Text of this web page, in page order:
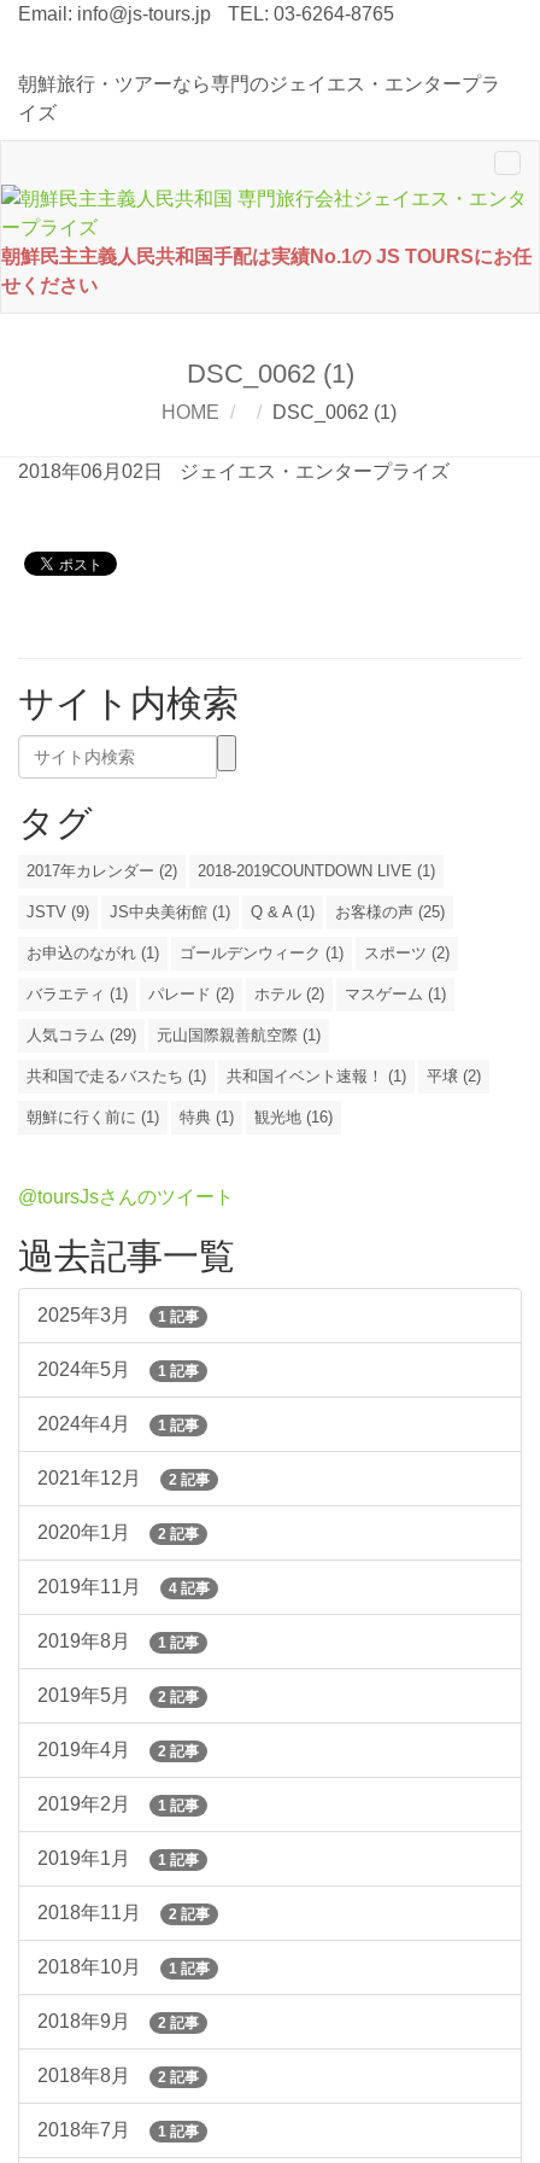
Email: info@js-tours.jp TEL: 03-6264-8765
朝鮮旅行・ツアーなら専門のジェイエス・エンタープラ
イズ
朝鮮民主主義人民共和国手配は実績No.1の JS TOURSにお任
せください
DSC_0062 (1)
HOME DSC_0062 (1)
2018年06月02日 ジェイエス・エンタープライズ
サイト内検索
タグ
2017年カレンダー (2) 2018-2019COUNTDOWN LIVE (1)
JSTV (9) JS中央美術館 (1) Q & A (1) お客様の声 (25)
お申込のながれ (1) ゴールデンウィーク (1) スポーツ (2)
バラエティ (1) パレード (2) ホテル (2) マスゲーム (1)
人気コラム (29) 元山国際親善航空際 (1)
共和国で走るバスたち (1) 共和国イベント速報！ (1) 平壌 (2)
朝鮮に行く前に (1) 特典 (1) 観光地 (16)
@toursJsさんのツイート
過去記事一覧
2025年3月 1 記事
2024年5月 1 記事
2024年4月 1 記事
2021年12月 2 記事
2020年1月 2 記事
2019年11月 4 記事
2019年8月 1 記事
2019年5月 2 記事
2019年4月 2 記事
2019年2月 1 記事
2019年1月 1 記事
2018年11月 2 記事
2018年10月 1 記事
2018年9月 2 記事
2018年8月 2 記事
2018年7月 1 記事